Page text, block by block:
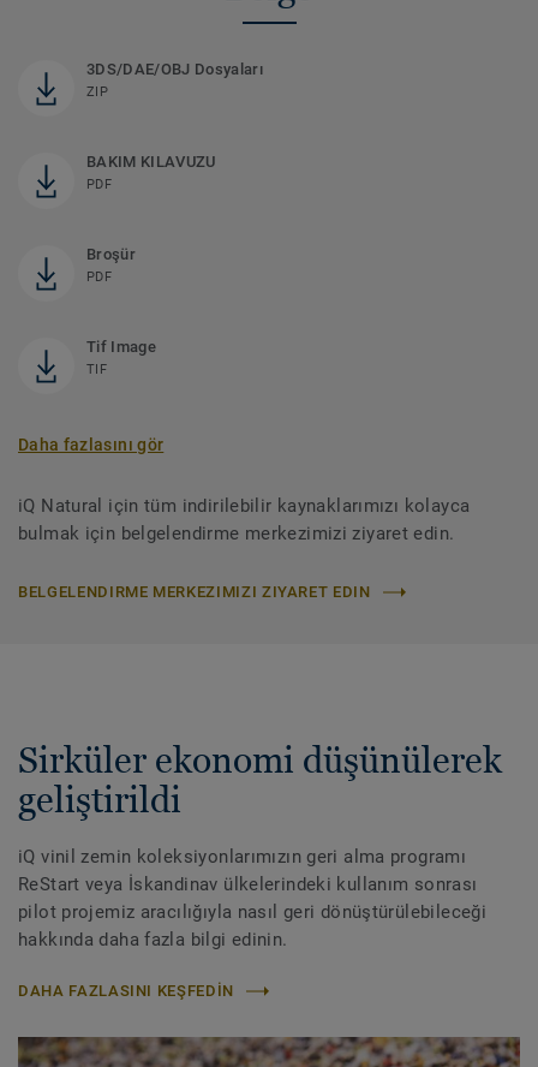
3DS/DAE/OBJ Dosyaları
ZIP
BAKIM KILAVUZU
PDF
Broşür
PDF
Tif Image
TIF
Daha fazlasını gör
iQ Natural için tüm indirilebilir kaynaklarımızı kolayca
bulmak için belgelendirme merkezimizi ziyaret edin.
BELGELENDIRME MERKEZIMIZI ZIYARET EDIN
Sirküler ekonomi düşünülerek
geliştirildi
iQ vinil zemin koleksiyonlarımızın geri alma programı
ReStart veya İskandinav ülkelerindeki kullanım sonrası
pilot projemiz aracılığıyla nasıl geri dönüştürülebileceği
hakkında daha fazla bilgi edinin.
DAHA FAZLASINI KEŞFEDIN